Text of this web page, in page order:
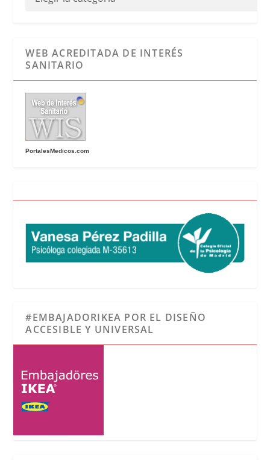
WEB ACREDITADA DE INTERÉS
SANITARIO
PortalesMedicos.com
#EMBAJADORIKEA POR EL DISEÑO
ACCESIBLE Y UNIVERSAL